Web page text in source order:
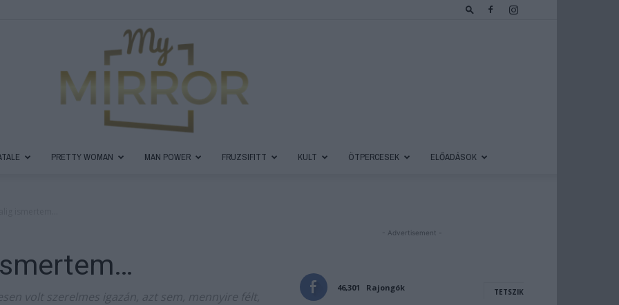
PRETTY WOMAN MAN POWER FRUZSIFITT KULT ÖTPERCESEK ELŐADÁSOK
volt szerelmes igazán, azt sem, mennyire félt,
- Advertisement -
46,301 Rajongók TETSZIK